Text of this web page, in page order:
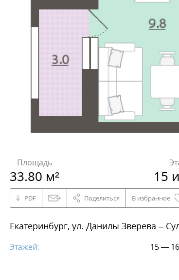
Площадь
33.80 м² 15
PDF Поделиться В избранное
Екатеринбург, ул. Данилы Зверева –
Этажей: 15 — 16